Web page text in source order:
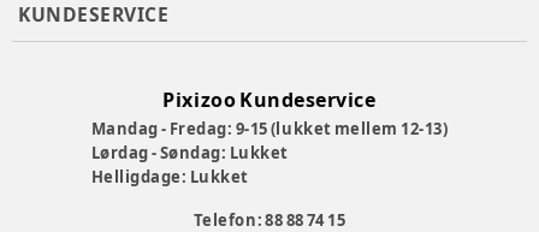
KUNDESERVICE
Pixizoo Kundeservice
Mandag - Fredag: 9-15 (lukket mellem 12-13)
Lørdag - Søndag: Lukket
Helligdage: Lukket
Telefon: 88 88 74 15